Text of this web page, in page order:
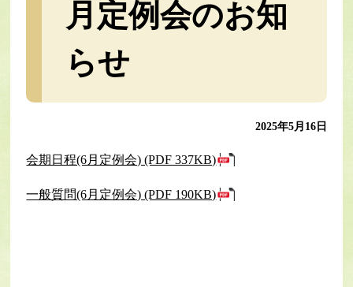
月定例会のお知
らせ
2025年5月16日
会期日程(6月定例会) (PDF 337KB)
一般質問(6月定例会) (PDF 190KB)